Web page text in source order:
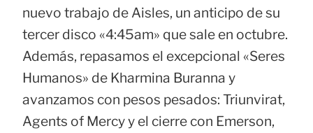
nuevo trabajo de Aisles, un anticipo de su
tercer disco «4:45am» que sale en octubre.
Además, repasamos el excepcional «Seres
Humanos» de Kharmina Buranna y
avanzamos con pesos pesados: Triunvirat,
Agents of Mercy y el cierre con Emerson,